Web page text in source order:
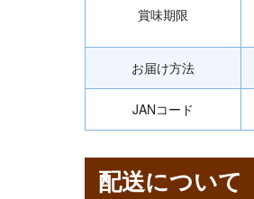
賞味期限
お届け方法
JANコード
配送について